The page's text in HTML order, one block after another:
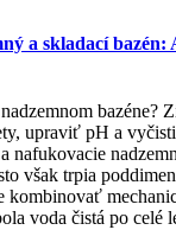
a skladací
bazéne?
upraviť pH a
nafukovacie
však trpia
kombinovať
voda čistá po celé